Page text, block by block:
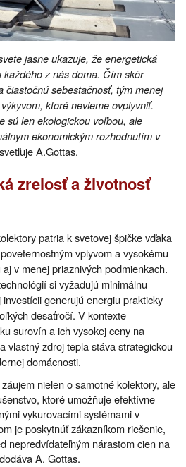
jasne ukazuje, že energetická
z nás doma. Čím skôr
čiastočnú sebestačnosť, tým menej
ktoré nevieme ovplyvniť.
sú len ekologickou voľbou, ale
ekonomickým rozhodnutím v
A.Gottas.
zrelosť a životnosť
patria k svetovej špičke vďaka
vplyvom a vysokému
v menej priaznivých podmienkach.
si vyžadujú minimálnu
generujú energiu prakticky
desaťročí. V kontexte
surovín a ich vysokej ceny na
vlastný zdroj tepla stáva strategickou
domácnosti.
nielen o samotné kolektory, ale
ktoré umožňuje efektívne
vykurovacími systémami v
je poskytnúť zákazníkom riešenie,
nepredvídateľným nárastom cien na
A. Gottas.